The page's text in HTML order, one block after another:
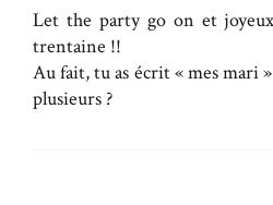
Let the party go on et
trentaine !!
Au fait, tu as écrit « mes mari
plusieurs ?